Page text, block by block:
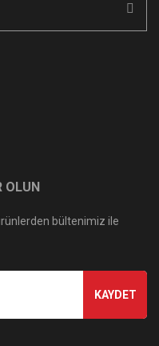
OLUN
bültenimiz ile
KAYDET